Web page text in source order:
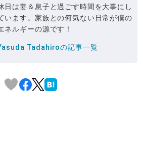
日は妻＆息子と過ごす時間を大事にし
います。家族との何気ない日常が僕の
ネルギーの源です！
Tadahiroの記事一覧